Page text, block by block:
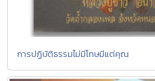
การปฏิบัติธรรมไม่มีโทษมีแต่คุณ